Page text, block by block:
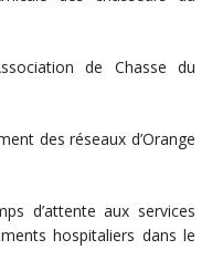
de Chasse du
des réseaux d’Orange
d’attente aux services
hospitaliers dans le